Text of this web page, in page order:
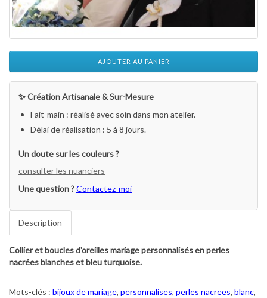
AJOUTER AU PANIER
✨ Création Artisanale & Sur-Mesure
Fait-main : réalisé avec soin dans mon atelier.
Délai de réalisation : 5 à 8 jours.
Un doute sur les couleurs ?
consulter les nuanciers
Une question ?Contactez-moi
Description
Collier et boucles d'oreilles mariage personnalisés en perles
nacrées blanches et bleu turquoise.
Mots-clés : bijoux de mariage, personnalises, perles nacrees, blanc,